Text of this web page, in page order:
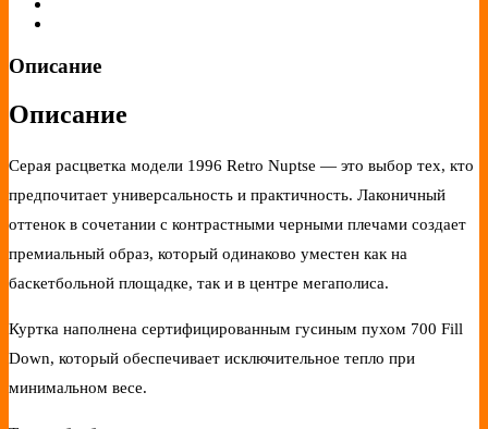
Описание
Описание
Серая расцветка модели 1996 Retro Nuptse — это выбор тех, кто
предпочитает универсальность и практичность. Лаконичный
оттенок в сочетании с контрастными черными плечами создает
премиальный образ, который одинаково уместен как на
баскетбольной площадке, так и в центре мегаполиса.
Куртка наполнена сертифицированным гусиным пухом 700 Fill
Down, который обеспечивает исключительное тепло при
минимальном весе.